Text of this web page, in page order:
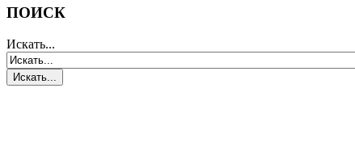
ПОИСК
Искать...